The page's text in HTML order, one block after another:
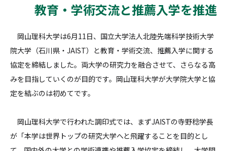
教育・学術交流と推薦入学を推進
岡山理科大学は6月11日、国立大学法人北陸先端科学技術大学
院大学（石川県・JAIST）と教育・学術交流、推薦入学に関する
協定を締結しました。両大学の研究力を融合させて、さらなる高
みを目指していくのが目的です。岡山理科大学が大学院大学と協
定を結ぶのは初めてです。
岡山理科大学で行われた調印式では、まずJAISTの寺野稔学長
が「本学は世界トップの研究大学へと飛躍することを目的とし